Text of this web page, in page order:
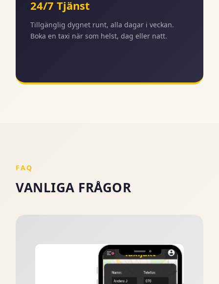
24/7 Tjänst
Tillgänglig dygnet runt, alla dagar i veckan.
Boka en taxi när som helst, dag eller natt.
FAQ
VANLIGA FRÅGOR